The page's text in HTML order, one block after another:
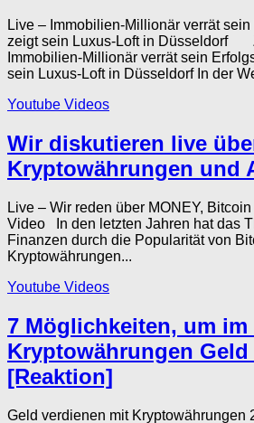
Live – Immobilien-Millionär verrät
zeigt sein Luxus-Loft in Düsseldorf
Immobilien-Millionär verrät sein
sein Luxus-Loft in Düsseldorf In der
Youtube Videos
Wir diskutieren live
Kryptowährungen und
Live – Wir reden über MONEY,
Video In den letzten Jahren hat das
Finanzen durch die Popularität von
Kryptowährungen...
Youtube Videos
7 Möglichkeiten, um im
Kryptowährungen
[Reaktion]
Geld verdienen mit Kryptowährungen